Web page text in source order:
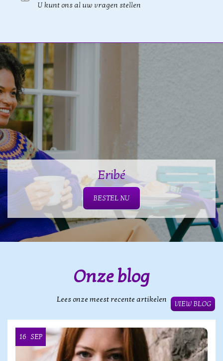
U kunt ons al uw vragen stellen
Eribé
BESTEL NU
Onze blog
Lees onze meest recente artikelen
VIEW BLOG
16 SEP